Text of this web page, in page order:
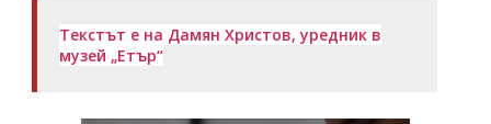
Текстът е на Дамян Христов, уредник в
музей „Етър“